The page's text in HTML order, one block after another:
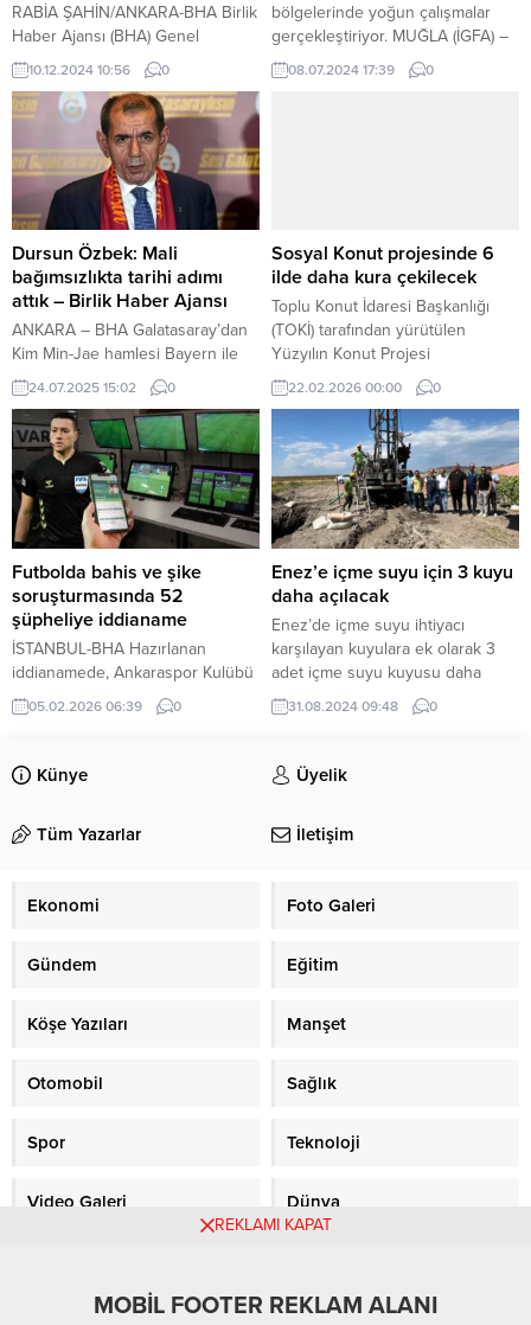
RABİA ŞAHİN/ANKARA-BHA Birlik
Haber Ajansı (BHA) Genel
Müdürü Gazeteci Muhammet
Kaçar’ın Çay TV ekranlarında
Ankara’dan gerçekleştirdiği
‘’Başkent’ten Karadeniz
Gündemi’’ adlı programda
Artvin’de yaşanan heyelan faciası
konuşuldu. Programda Afet ve
Acil Durum (AFAD) Deprem ve
Risk Azaltma Genel Müdürü Prof.
Dr. Orhan Tatar ile Jeofizik
Yüksek Mühendisi Dr. Süleyman
Basa değerlendirmelerde...
10.12.2024 10:56 0
bölgelerinde yoğun çalışmalar
gerçekleştiriyor. MUĞLA (İGFA) –
Milas Belediye Başkanı Fevzi
Topuz’un gerçekleştirdiği mahalle
sürüyor. İlçemizi daha modern bir
görüntüye kavuşturmak için
çalışmalarını sürdüren Milas
Belediyesi...
08.07.2024 17:39 0
Dursun Özbek: Mali
bağımsızlıkta tarihi adımı
attık – Birlik Haber Ajansı
ANKARA – BHA Galatasaray’dan
Kim Min-Jae hamlesi Bayern ile
temas başladı İçeriği Görüntüle
Başkan Özbek, Galatasaray’ın
Bankalar Birliği’nden çıkışını ilk
gündeme getiren kulüp olduğunu
vurgulayarak, “22 Temmuz Salı
günü itibariyle ana para ve
faizlerin tamamını ödeyerek bu
süreci resmen tamamladık. Mali
bağımsızlık için en kritik eşiği
geçtik. Zamanında projemize
karşı...
24.07.2025 15:02 0
Sosyal Konut projesinde 6
ilde daha kura çekilecek
Toplu Konut İdaresi Başkanlığı
(TOKİ) tarafından yürütülen
Yüzyılın Konut Projesi
kapsamında bu hafta 6 ilde daha
kura çekilişi yapılacak. Şu ana
kadar 69 ilde toplam 312 bin 290
konutun hak sahipleri belirlendi.
22.02.2026 00:00 0
Futbolda bahis ve şike
soruşturmasında 52
şüpheliye iddianame
İSTANBUL-BHA Hazırlanan
iddianamede, Ankaraspor Kulübü
sahibi Ahmet Okatan, Ankaraspor
Kulübü Başkanı Mehmet Emin
Şahin Kaya’nın da aralarında
bulunduğu 52 kişi “şüpheli”
5’inin tutuklu olduğu öğrenildi.
Zonguldakspor Futbol Kulübü AŞ
gösterilirken, Ankaraspor ve...
05.02.2026 06:39 0
Enez’e içme suyu için 3 kuyu
daha açılacak
Enez’de içme suyu ihtiyacı
karşılayan kuyulara ek olarak 3
adet içme suyu kuyusu daha
açılarak ilerleyen günlerde
vatandaşların hizmetine sunularak
köyde bulunan 5 adet mevcut
kuyuya ilave olarak açılan 3 adet
yüksek olduğu ve rezervinin çok
31.08.2024 09:48 0
Künye Üyelik
Tüm Yazarlar İletişim
Ekonomi Foto Galeri
Gündem Eğitim
Köşe Yazıları Manşet
Otomobil Sağlık
Spor Teknoloji
Video Galeri Dünya
REKLAMI KAPAT
MOBİL FOOTER REKLAM ALANI